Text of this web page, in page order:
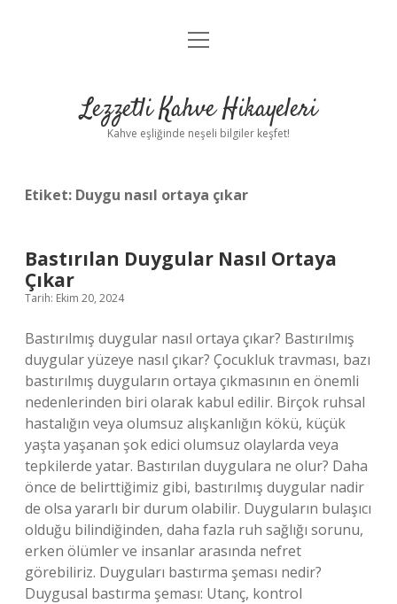
Anasayfa
Yasal Uyarı
menüyü
Lezzetli Kahve Hikayeleri
Kahve eşliğinde neşeli bilgiler keşfet!
Etiket: Duygu nasıl ortaya çıkar
Bastırılan Duygular Nasıl Ortaya
Çıkar
Tarih: Ekim 20, 2024
Bastırılmış duygular nasıl ortaya çıkar? Bastırılmış
duygular yüzeye nasıl çıkar? Çocukluk travması, bazı
bastırılmış duyguların ortaya çıkmasının en önemli
nedenlerinden biri olarak kabul edilir. Birçok ruhsal
hastalığın veya olumsuz alışkanlığın kökü, küçük
yaşta yaşanan şok edici olumsuz olaylarda veya
tepkilerde yatar. Bastırılan duygulara ne olur? Daha
önce de belirttiğimiz gibi, bastırılmış duygular nadir
de olsa yararlı bir durum olabilir. Duyguların bulaşıcı
olduğu bilindiğinden, daha fazla ruh sağlığı sorunu,
erken ölümler ve insanlar arasında nefret
görebiliriz. Duyguları bastırma şeması nedir?
Duygusal bastırma şeması: Utanç, kontrol